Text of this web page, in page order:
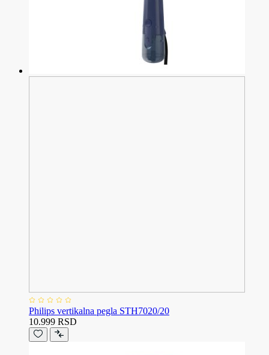
Philips vertikalna pegla STH7020/20
10.999 RSD